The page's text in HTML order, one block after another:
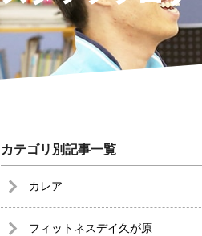
カテゴリ別記事一覧
カレア
フィットネスデイ久が原